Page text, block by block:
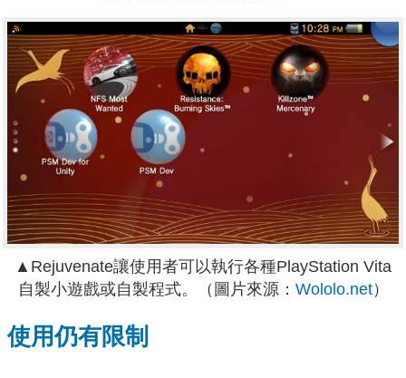
▲Rejuvenate讓使用者可以執行各種PlayStation Vita
自製小遊戲或自製程式。（圖片來源： Wololo.net）
使用仍有限制